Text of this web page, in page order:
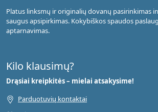
Platus linksmų ir originalių dovanų pasirinkimas
saugus apsipirkimas. Kokybiškos spaudos
aptarnavimas.
Kilo klausimų?
Drąsiai kreipkitės – mielai atsakysime!
Parduotuvių kontaktai